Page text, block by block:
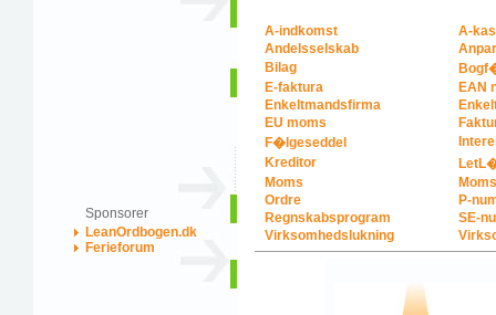
Sponsorer
LeanOrdbogen.dk
Ferieforum
A-indkomst
A-
Andelsselskab
Bilag
E-faktura
EAN
Enkeltmandsfirma
EU moms
F�lgeseddel
Kreditor
Moms
Ordre
P-
Regnskabsprogram
SE-
Virksomhedslukning